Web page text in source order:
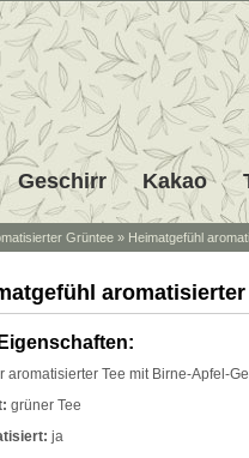
Geschirr Kakao
Grüntee » Heimatgefühl
aromatisierter Tee mit Birne-Apfel-
grüner Tee
ja